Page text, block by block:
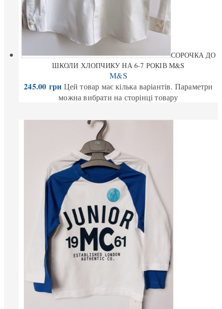
СОРОЧКА ДО
ШКОЛИ ХЛОПЧИКУ НА 6-7 РОКІВ M&S
M&S
245.00 грн Цей товар має кілька варіантів. Параметри
можна вибрати на сторінці товару